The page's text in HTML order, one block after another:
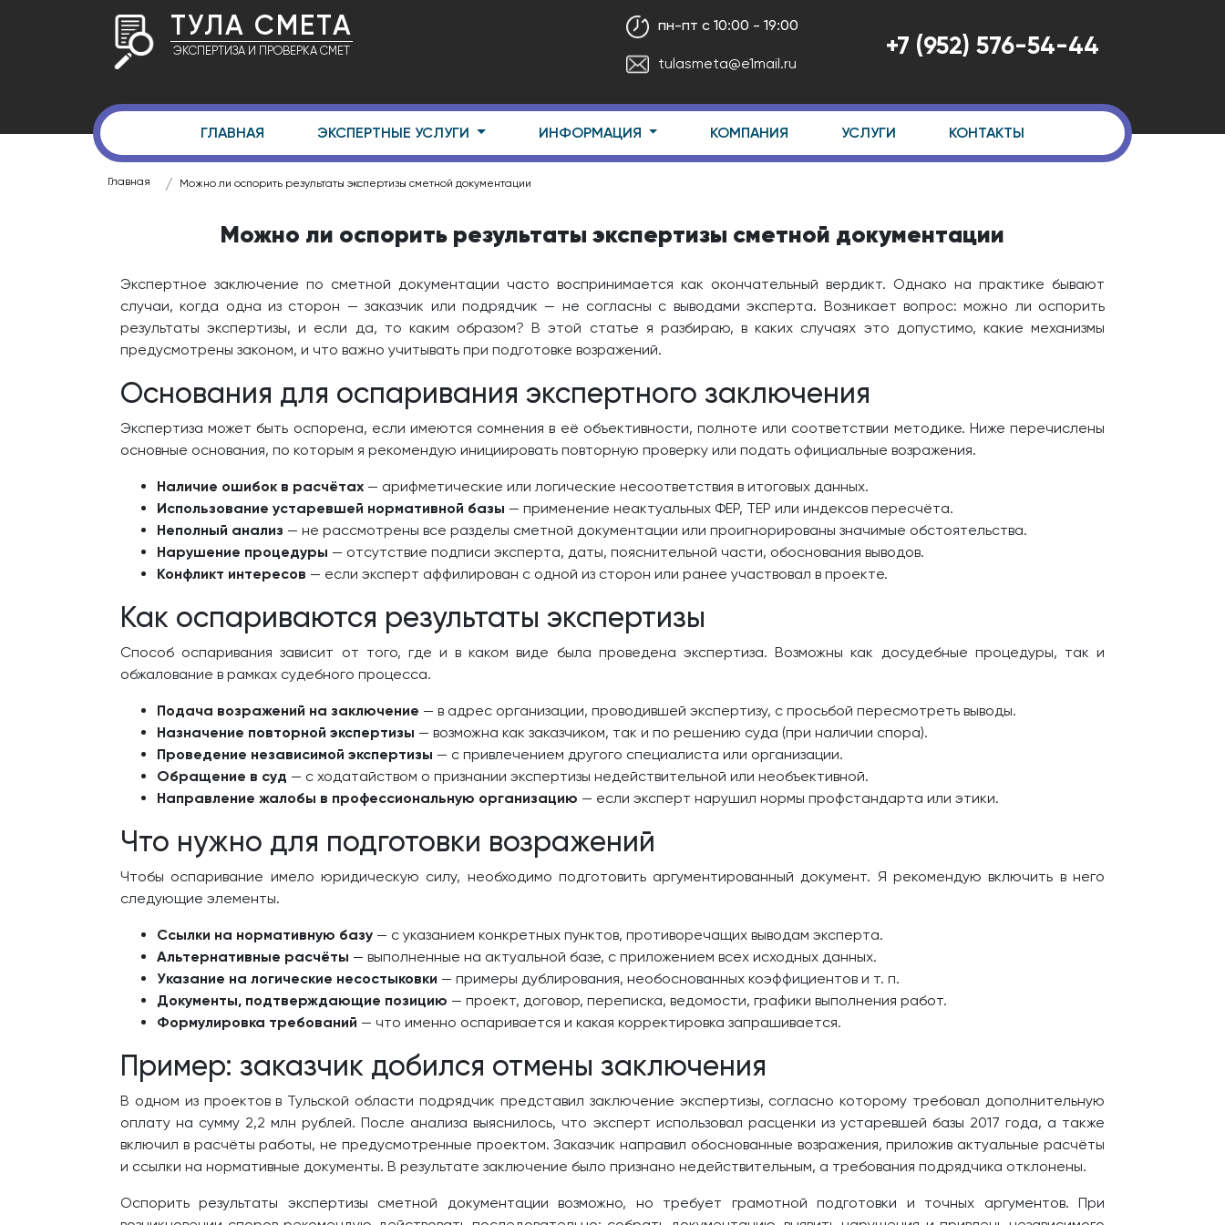
ТУЛА СМЕТА
ЭКСПЕРТИЗА И ПРОВЕРКА СМЕТ
пн-пт с 10:00 - 19:00
tulasmeta@e1mail.ru
+7 (952) 576-54-44
ГЛАВНАЯ ЭКСПЕРТНЫЕ УСЛУГИ ИНФОРМАЦИЯ КОМПАНИЯ УСЛУГИ КОНТАКТЫ
Главная Можно ли оспорить результаты экспертизы сметной документации
Можно ли оспорить результаты экспертизы сметной документации
Экспертное заключение по сметной документации часто воспринимается как окончательный вердикт. Однако на практике бывают
случаи, когда одна из сторон — заказчик или подрядчик — не согласны с выводами эксперта. Возникает вопрос: можно ли оспорить
результаты экспертизы, и если да, то каким образом? В этой статье я разбираю, в каких случаях это допустимо, какие механизмы
предусмотрены законом, и что важно учитывать при подготовке возражений.
Основания для оспаривания экспертного заключения
Экспертиза может быть оспорена, если имеются сомнения в её объективности, полноте или соответствии методике. Ниже перечислены
основные основания, по которым я рекомендую инициировать повторную проверку или подать официальные возражения.
Наличие ошибок в расчётах — арифметические или логические несоответствия в итоговых данных.
Использование устаревшей нормативной базы — применение неактуальных ФЕР, ТЕР или индексов пересчёта.
Неполный анализ — не рассмотрены все разделы сметной документации или проигнорированы значимые обстоятельства.
Нарушение процедуры — отсутствие подписи эксперта, даты, пояснительной части, обоснования выводов.
Конфликт интересов — если эксперт аффилирован с одной из сторон или ранее участвовал в проекте.
Как оспариваются результаты экспертизы
Способ оспаривания зависит от того, где и в каком виде была проведена экспертиза. Возможны как досудебные процедуры, так и
обжалование в рамках судебного процесса.
Подача возражений на заключение — в адрес организации, проводившей экспертизу, с просьбой пересмотреть выводы.
Назначение повторной экспертизы — возможна как заказчиком, так и по решению суда (при наличии спора).
Проведение независимой экспертизы — с привлечением другого специалиста или организации.
Обращение в суд — с ходатайством о признании экспертизы недействительной или необъективной.
Направление жалобы в профессиональную организацию — если эксперт нарушил нормы профстандарта или этики.
Что нужно для подготовки возражений
Чтобы оспаривание имело юридическую силу, необходимо подготовить аргументированный документ. Я рекомендую включить в него
следующие элементы.
Ссылки на нормативную базу — с указанием конкретных пунктов, противоречащих выводам эксперта.
Альтернативные расчёты — выполненные на актуальной базе, с приложением всех исходных данных.
Указание на логические несостыковки — примеры дублирования, необоснованных коэффициентов и т. п.
Документы, подтверждающие позицию — проект, договор, переписка, ведомости, графики выполнения работ.
Формулировка требований — что именно оспаривается и какая корректировка запрашивается.
Пример: заказчик добился отмены заключения
В одном из проектов в Тульской области подрядчик представил заключение экспертизы, согласно которому требовал дополнительную
оплату на сумму 2,2 млн рублей. После анализа выяснилось, что эксперт использовал расценки из устаревшей базы 2017 года, а также
включил в расчёты работы, не предусмотренные проектом. Заказчик направил обоснованные возражения, приложив актуальные расчёты
и ссылки на нормативные документы. В результате заключение было признано недействительным, а требования подрядчика отклонены.
Оспорить результаты экспертизы сметной документации возможно, но требует грамотной подготовки и точных аргументов. При